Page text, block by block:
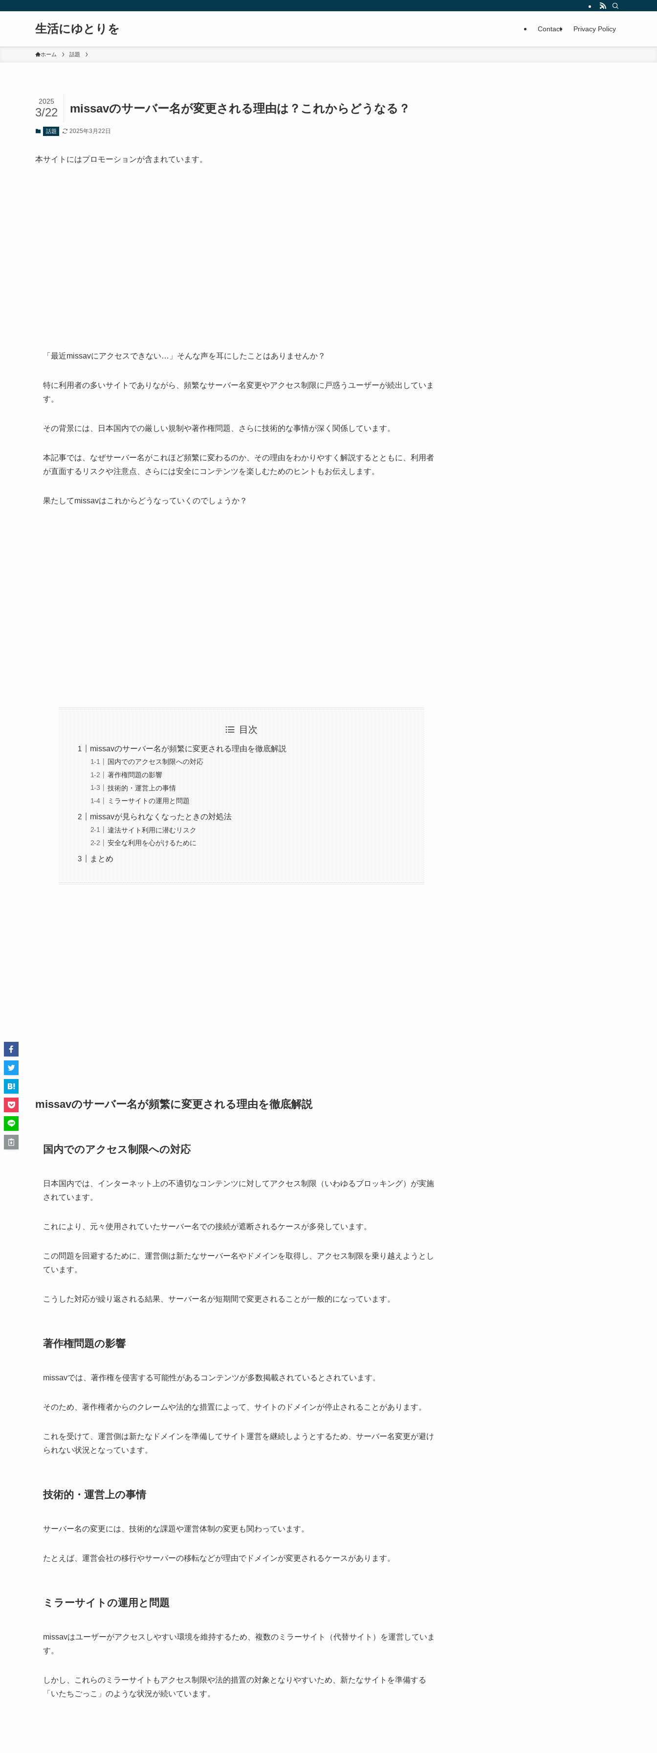
生活にゆとりを Contact Privacy Policy
ホーム 話題
missavのサーバー名が変更される理由は？これからどうなる？
2025
3/22
話題 2025年3月22日
本サイトにはプロモーションが含まれています。
「最近missavにアクセスできない…」そんな声を耳にしたことはありませんか？
特に利用者の多いサイトでありながら、頻繁なサーバー名変更やアクセス制限に戸惑うユーザーが続出していま
す。
その背景には、日本国内での厳しい規制や著作権問題、さらに技術的な事情が深く関係しています。
本記事では、なぜサーバー名がこれほど頻繁に変わるのか、その理由をわかりやすく解説するとともに、利用者
が直面するリスクや注意点、さらには安全にコンテンツを楽しむためのヒントもお伝えします。
果たしてmissavはこれからどうなっていくのでしょうか？
目次
missavのサーバー名が頻繁に変更される理由を徹底解説
国内でのアクセス制限への対応
著作権問題の影響
技術的・運営上の事情
ミラーサイトの運用と問題
missavが見られなくなったときの対処法
違法サイト利用に潜むリスク
安全な利用を心がけるために
まとめ
missavのサーバー名が頻繁に変更される理由を徹底解説
国内でのアクセス制限への対応
日本国内では、インターネット上の不適切なコンテンツに対してアクセス制限（いわゆるブロッキング）が実施
されています。
これにより、元々使用されていたサーバー名での接続が遮断されるケースが多発しています。
この問題を回避するために、運営側は新たなサーバー名やドメインを取得し、アクセス制限を乗り越えようとし
ています。
こうした対応が繰り返される結果、サーバー名が短期間で変更されることが一般的になっています。
著作権問題の影響
missavでは、著作権を侵害する可能性があるコンテンツが多数掲載されているとされています。
そのため、著作権者からのクレームや法的な措置によって、サイトのドメインが停止されることがあります。
これを受けて、運営側は新たなドメインを準備してサイト運営を継続しようとするため、サーバー名変更が避け
られない状況となっています。
技術的・運営上の事情
サーバー名の変更には、技術的な課題や運営体制の変更も関わっています。
たとえば、運営会社の移行やサーバーの移転などが理由でドメインが変更されるケースがあります。
ミラーサイトの運用と問題
missavはユーザーがアクセスしやすい環境を維持するため、複数のミラーサイト（代替サイト）を運営していま
す。
しかし、これらのミラーサイトもアクセス制限や法的措置の対象となりやすいため、新たなサイトを準備する
「いたちごっこ」のような状況が続いています。